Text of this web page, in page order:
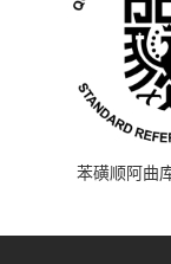
苯磺顺阿曲